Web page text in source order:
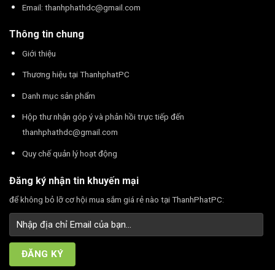
Email: thanhphathdc@gmail.com
Thông tin chung
Giới thiệu
Thương hiệu tại ThanhphatPC
Danh mục sản phẩm
Hộp thư nhận góp ý và phản hồi trực tiếp đến
thanhphathdc@gmail.com
Quy chế quản lý hoạt động
Đăng ký nhận tin khuyến mại
để không bỏ lỡ cơ hội mua sắm giá rẻ nào tại ThanhPhatPC: